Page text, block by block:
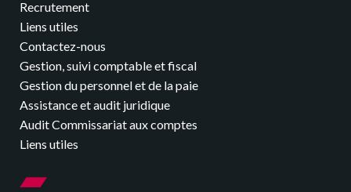
Recrutement
Liens utiles
Contactez-nous
Gestion, suivi comptable et fiscal
Gestion du personnel et de la paie
Assistance et audit juridique
Audit Commissariat aux comptes
Liens utiles